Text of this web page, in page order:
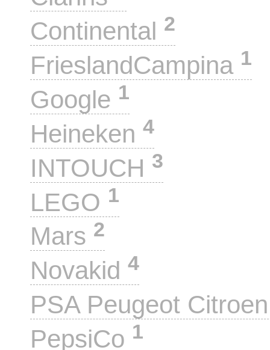
Continental 2
FrieslandCampina 1
Google 1
Heineken 4
INTOUCH 3
LEGO 1
Mars 2
Novakid 4
PSA Peugeot
PepsiCo 1